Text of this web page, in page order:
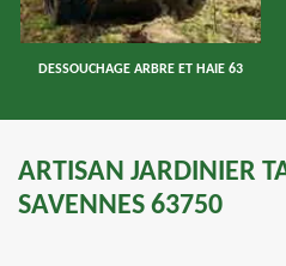
DESSOUCHAGE ARBRE ET HAIE 63
ARTISAN JARDINIER
SAVENNES 63750